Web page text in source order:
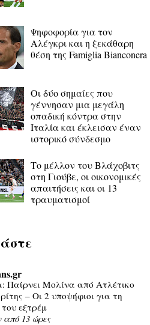
Ψηφοφορία για τον
Αλέγκρι και η ξεκάθαρη
θέση της Famiglia Bianconera
Οι δύο σημαίες που
γέννησαν μια μεγάλη
οπαδική κόντρα στην
Ιταλία και έκλεισαν έναν
ιστορικό σύνδεσμο
Το μέλλον του Βλάχοβιτς
στη Γιούβε, οι οικονομικές
απαιτήσεις και οι 13
τραυματισμοί
Παίρνει Μολίνα από Ατλέτικο
– Οι 2 υποψήφιοι για τη
του εξτρέμ
από 13 ώρες